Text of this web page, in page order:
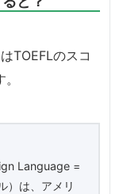
TOEFLのスコ
Language =
）は、アメリ